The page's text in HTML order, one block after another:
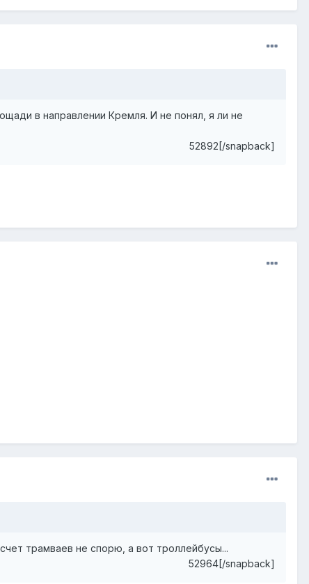
в направлении Кремля. И не понял, я ли не
52892[/snapback]
трамваев не спорю, а вот троллейбусы...
52964[/snapback]